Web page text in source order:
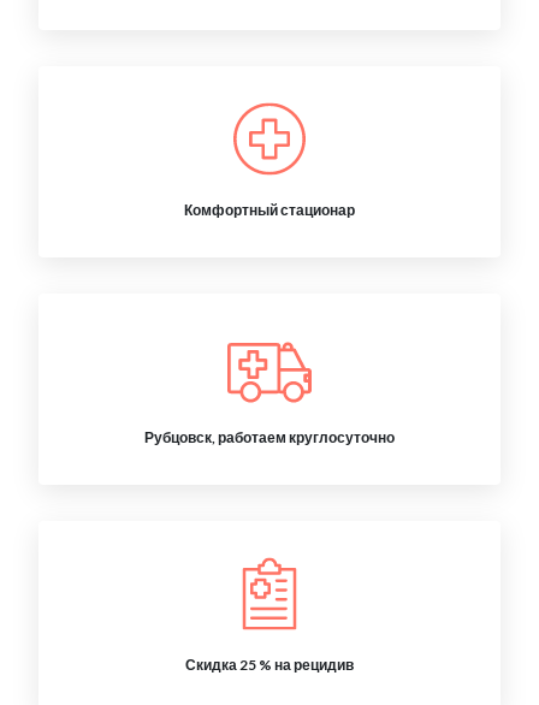
Комфортный стационар
Рубцовск, работаем круглосуточно
Скидка 25 % на рецидив